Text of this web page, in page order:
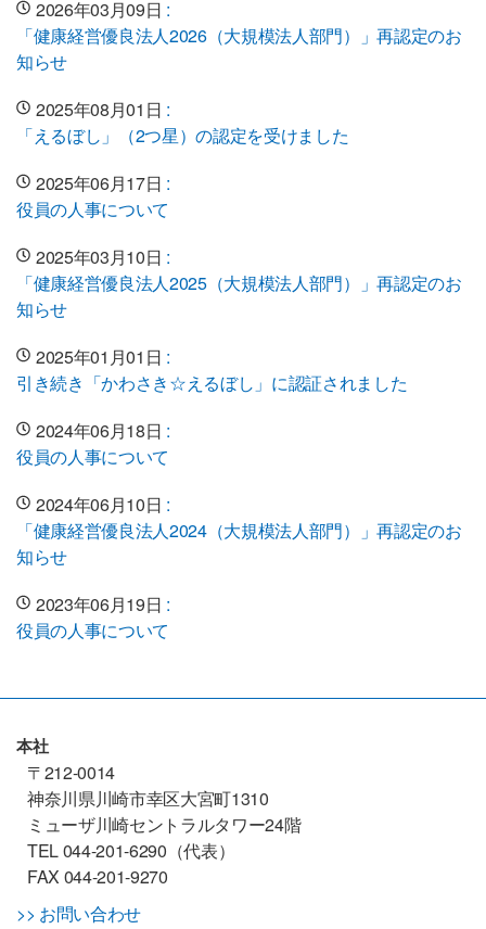
2026年03月09日 :
「健康経営優良法人2026（大規模法人部門）」再認定のお
知らせ
2025年08月01日 :
「えるぼし」（2つ星）の認定を受けました
2025年06月17日 :
役員の人事について
2025年03月10日 :
「健康経営優良法人2025（大規模法人部門）」再認定のお
知らせ
2025年01月01日 :
引き続き「かわさき☆えるぼし」に認証されました
2024年06月18日 :
役員の人事について
2024年06月10日 :
「健康経営優良法人2024（大規模法人部門）」再認定のお
知らせ
2023年06月19日 :
役員の人事について
本社
〒212-0014
神奈川県川崎市幸区大宮町1310
ミューザ川崎セントラルタワー24階
TEL 044-201-6290（代表）
FAX 044-201-9270
>> お問い合わせ